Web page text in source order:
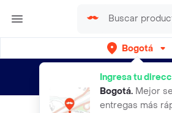
Bogotá
Ingresa tu
Bogotá. Mejor
entregas más
envíos gratis por semanas